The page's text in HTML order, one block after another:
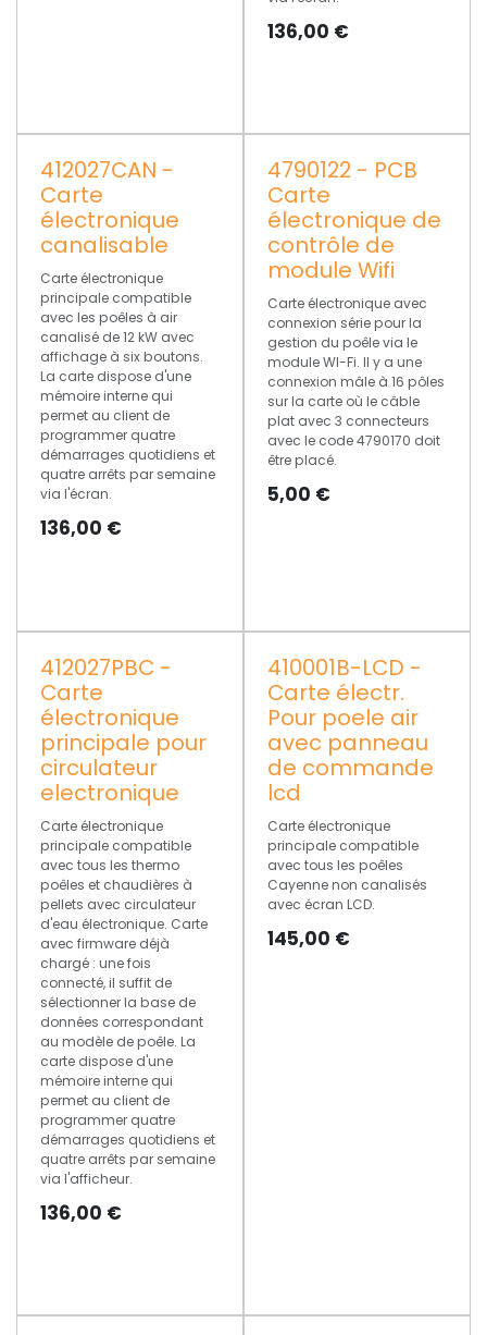
136,00 €
412027CAN -
Carte
électronique
canalisable
Carte électronique
principale compatible
avec les poêles à air
canalisé de 12 kW avec
affichage à six boutons.
La carte dispose d'une
mémoire interne qui
permet au client de
programmer quatre
démarrages quotidiens et
quatre arrêts par semaine
via l'écran.
136,00 €
4790122 - PCB
Carte
électronique de
contrôle de
module Wifi
Carte électronique avec
connexion série pour la
gestion du poêle via le
module WI-Fi. Il y a une
connexion mâle à 16 pôles
sur la carte où le câble
plat avec 3 connecteurs
avec le code 4790170 doit
être placé.
5,00 €
412027PBC -
Carte
électronique
principale pour
circulateur
electronique
Carte électronique
principale compatible
avec tous les thermo
poêles et chaudières à
pellets avec circulateur
d'eau électronique. Carte
avec firmware déjà
chargé : une fois
connecté, il suffit de
sélectionner la base de
données correspondant
au modèle de poêle. La
carte dispose d'une
mémoire interne qui
permet au client de
programmer quatre
démarrages quotidiens et
quatre arrêts par semaine
via l'afficheur.
136,00 €
410001B-LCD -
Carte électr.
Pour poele air
avec panneau
de commande
lcd
Carte électronique
principale compatible
avec tous les poêles
Cayenne non canalisés
avec écran LCD.
145,00 €